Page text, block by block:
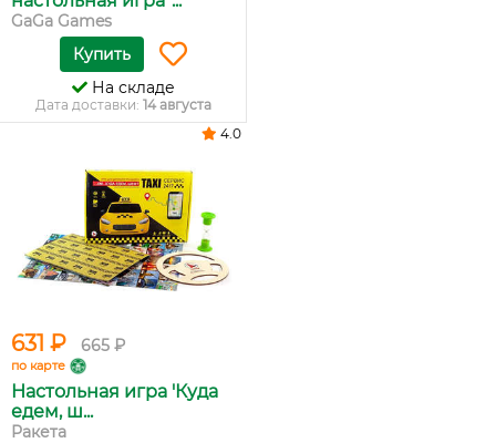
GaGa Games
Купить
На складе
Дата доставки: 14 августа
631 ₽ 665 ₽
по карте
Настольная игра 'Куда
едем, ш...
Ракета
4.0